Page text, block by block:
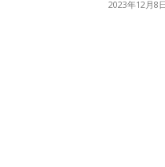
2023年12月8日